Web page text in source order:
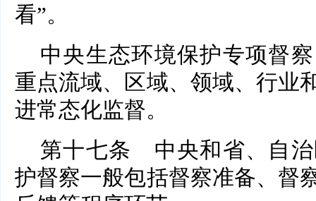
看”。
中央生态环境保护专项督
重点流域、区域、领域、行业
进常态化监督。
第十七条 中央和省、自治
护督察一般包括督察准备、督